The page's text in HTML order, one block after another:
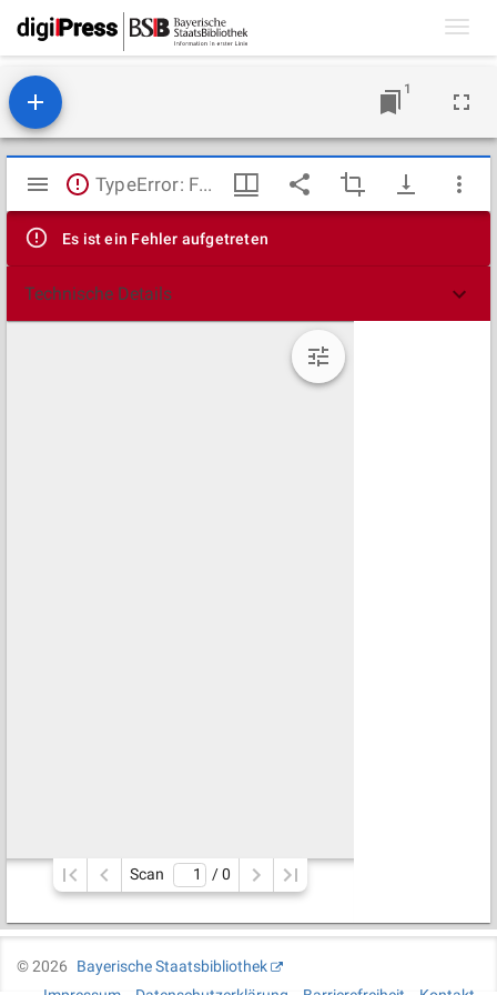
1
Mirador
Viewer
TypeError: Failed to fetch
Es ist ein Fehler aufgetreten
Technische Details
Scan / 0
©2026
Bayerische Staatsbibliothek